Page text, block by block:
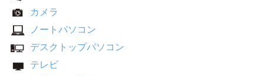
カメラ
ノートパソコン
デスクトップパソコン
テレビ